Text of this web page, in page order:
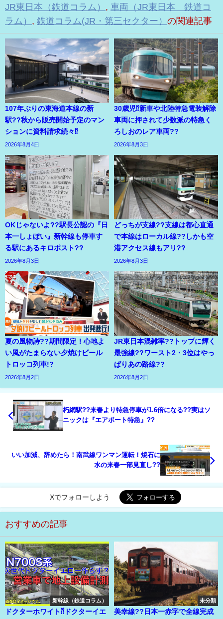
JR東日本（鉄道コラム） , 車両（JR東日本 鉄道コ
ラム） , 鉄道コラム(JR・第三セクター） の関連記事
107年ぶりの東海道本線の新
駅??秋から販売開始予定のマン
ションに資料請求続々⁉
2026年8月4日
30歳児⁉新車や北陸特急電装解除
車両に押されて少数派の特急く
ろしおのレア車両??
2026年8月3日
OKじゃないよ??駅長公認の『日
本一しょぼい』新幹線も停車す
る駅にあるキロポスト??
2026年8月3日
どっちが支線??支線は都心直通
で本線はローカル線??しかも空
港アクセス線もアリ??
2026年8月3日
夏の風物詩??期間限定！心地よ
い風がたまらない夕焼けビール
トロッコ列車!?
2026年8月2日
JR東日本混雑率??トップに輝く
最強線??ワースト2・3位はやっ
ぱりあの路線??
2026年8月2日
朽網駅??来春より特急停車が1.6倍になる??実はソ
ニックは『エアポート特急』??
いい加減、辞めたら！南武線ワンマン運転！焼石に
水の来春一部見直し??
Xでフォローしよう
おすすめの記事
新幹線（鉄道コラム）
ドクターホワイト⁇ドクターイエ
未分類
美幸線??日本一赤字で全線完成